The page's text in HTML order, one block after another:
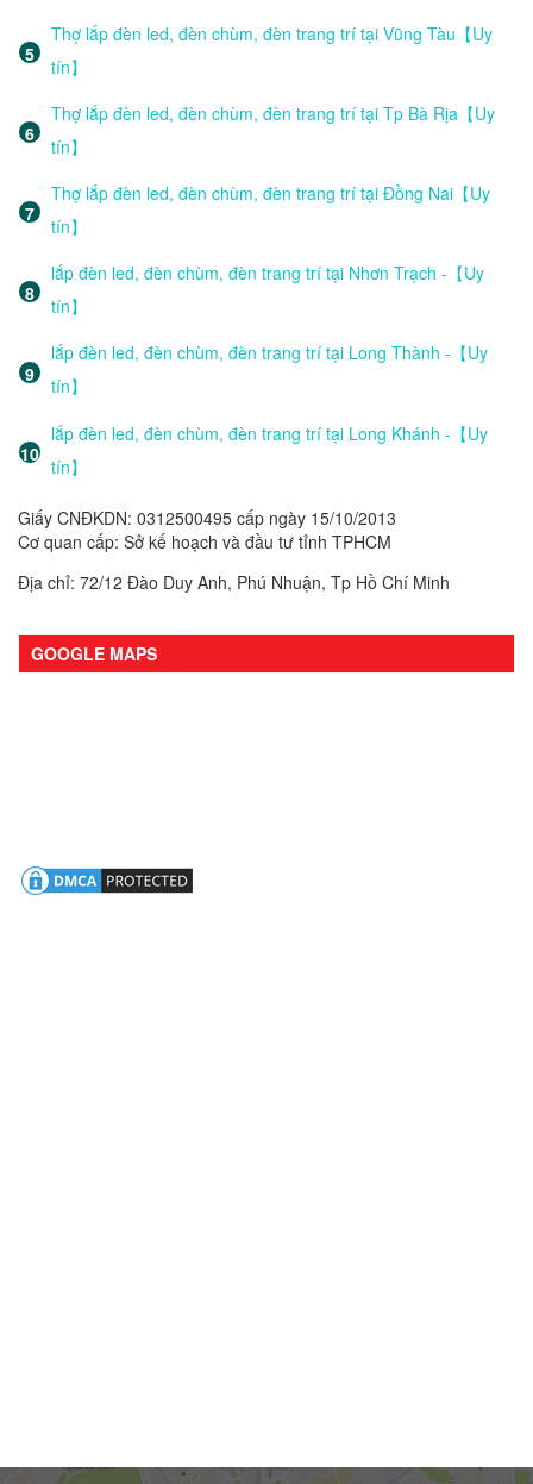
Thợ lắp đèn led, đèn chùm, đèn trang trí tại Vũng Tàu【Uy
tín】
Thợ lắp đèn led, đèn chùm, đèn trang trí tại Tp Bà Rịa【Uy
tín】
Thợ lắp đèn led, đèn chùm, đèn trang trí tại Đồng Nai【Uy
tín】
lắp đèn led, đèn chùm, đèn trang trí tại Nhơn Trạch -【Uy
tín】
lắp đèn led, đèn chùm, đèn trang trí tại Long Thành -【Uy
tín】
lắp đèn led, đèn chùm, đèn trang trí tại Long Khánh -【Uy
tín】
Giấy CNĐKDN: 0312500495 cấp ngày 15/10/2013
Cơ quan cấp: Sở kế hoạch và đầu tư tỉnh TPHCM
Địa chỉ: 72/12 Đào Duy Anh, Phú Nhuận, Tp Hồ Chí Minh
GOOGLE MAPS